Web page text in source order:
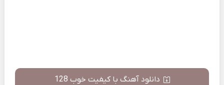
دانلود آهنگ با کیفیت خوب 128